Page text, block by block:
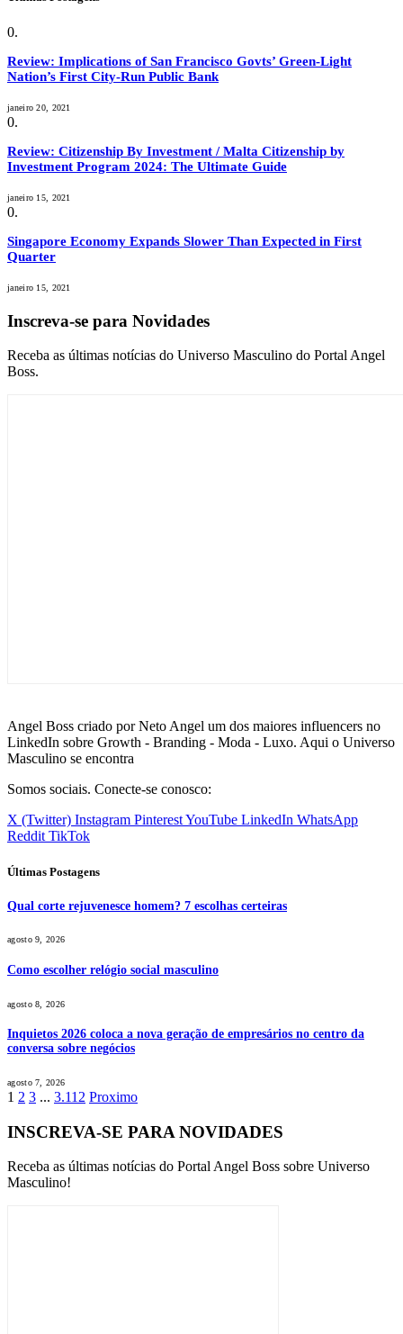
Review: Implications of San Francisco Govts’ Green-Light
Nation’s First City-Run Public Bank
janeiro 20, 2021
Review: Citizenship By Investment / Malta Citizenship by
Investment Program 2024: The Ultimate Guide
janeiro 15, 2021
Singapore Economy Expands Slower Than Expected in First
Quarter
janeiro 15, 2021
Inscreva-se para Novidades
Receba as últimas notícias do Universo Masculino do Portal Angel
Boss.
Angel Boss criado por Neto Angel um dos maiores influencers no
LinkedIn sobre Growth - Branding - Moda - Luxo. Aqui o Universo
Masculino se encontra
Somos sociais. Conecte-se conosco:
X (Twitter) Instagram PinterestYouTube LinkedIn WhatsApp
Reddit TikTok
Últimas Postagens
Qual corte rejuvenesce homem? 7 escolhas certeiras
agosto 9, 2026
Como escolher relógio social masculino
agosto 8, 2026
Inquietos 2026 coloca a nova geração de empresários no centro da
conversa sobre negócios
agosto 7, 2026
1 2 3 ... 3.112 Proximo
INSCREVA-SE PARA NOVIDADES
Receba as últimas notícias do Portal Angel Boss sobre Universo
Masculino!